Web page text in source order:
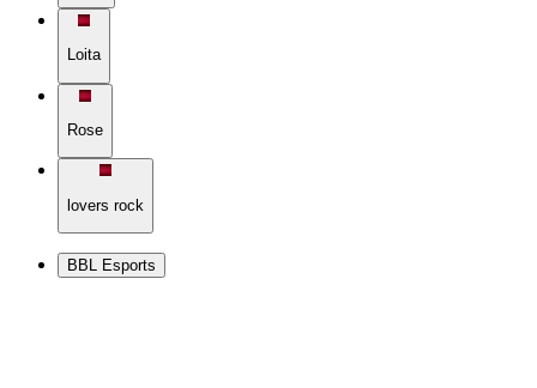
Loita
Rose
lovers rock
BBL Esports